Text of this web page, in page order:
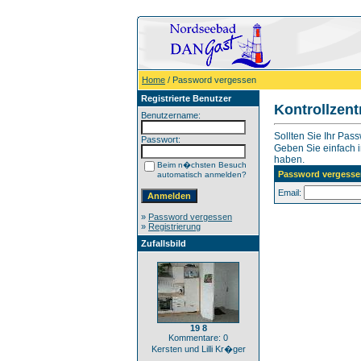
Home / Password vergessen
Registrierte Benutzer
Benutzername:
Passwort:
Beim n�chsten Besuch
automatisch anmelden?
» Password vergessen
» Registrierung
Zufallsbild
19 8
Kommentare: 0
Kersten und Lilli Kr�ger
Sollten Sie Ihr
Geben Sie einfach
haben.
Password
Email: